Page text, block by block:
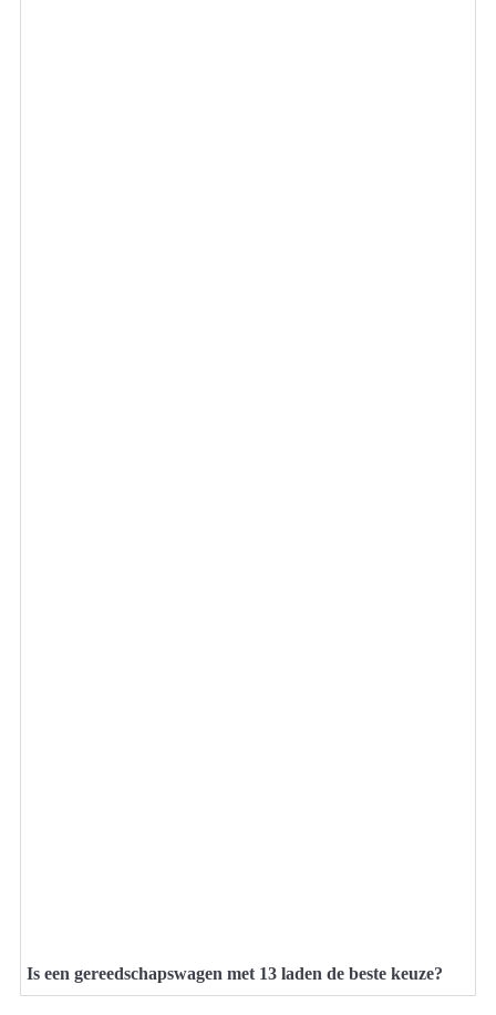
Is een gereedschapswagen met 13 laden de beste keuze?